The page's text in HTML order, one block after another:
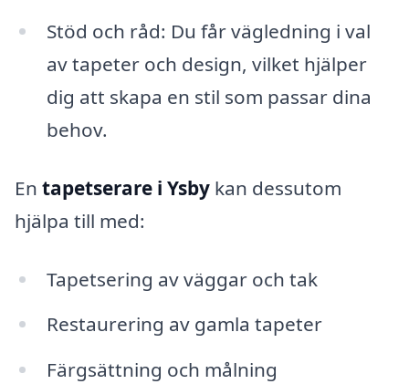
Stöd och råd: Du får vägledning i val
av tapeter och design, vilket hjälper
dig att skapa en stil som passar dina
behov.
En tapetserare i Ysby kan dessutom
hjälpa till med:
Tapetsering av väggar och tak
Restaurering av gamla tapeter
Färgsättning och målning